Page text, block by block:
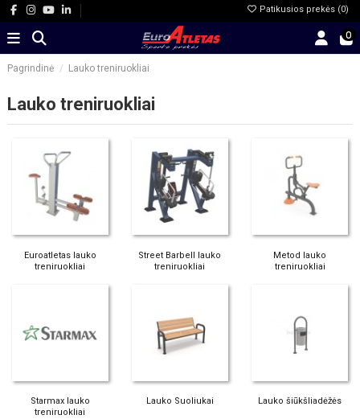
Patikusios prekės (0)
0
Pagrindinė Lauko treniruokliai
Lauko treniruokliai
Euroatletas lauko
treniruokliai
Street Barbell lauko
treniruokliai
Metod lauko
treniruokliai
Starmax lauko
treniruokliai
Lauko Suoliukai Lauko šiūkšliadėžės